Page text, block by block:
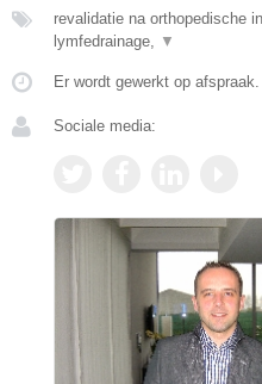
revalidatie na orthopedische
lymfedrainage,
▼
Er wordt gewerkt op afspraak.
Sociale media: